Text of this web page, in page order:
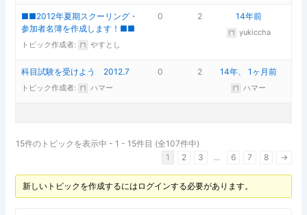
■■2012年夏期スクーリング・
参加者名簿を作成します！■■
トピック作成者: やすとし
0 2 14年前
yukiccha
科目試験を受けよう 2012.7
トピック作成者: ハマー
0 2 14年、 1ヶ月前
ハマー
15件のトピックを表示中 - 1 - 15件目 (全107件中)
1
2 3 … 6 7 8 →
新しいトピックを作成するにはログインする必要があります。